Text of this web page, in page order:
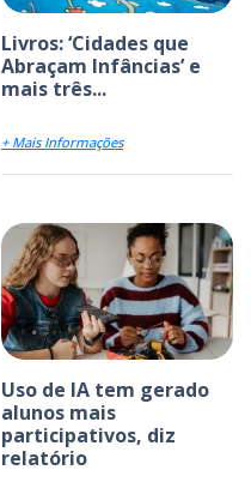
Livros: ‘Cidades que
Abraçam Infâncias’ e
mais três...
+ Mais Informações
Uso de IA tem gerado
alunos mais
participativos, diz
relatório